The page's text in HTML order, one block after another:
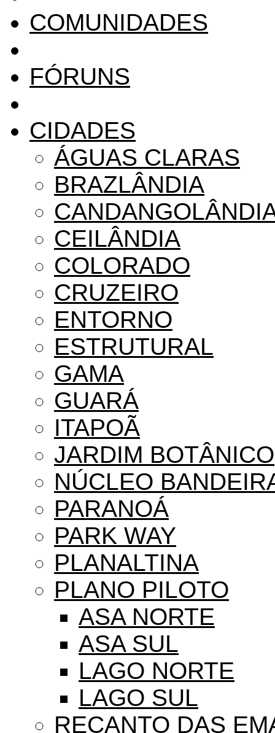
COMUNIDADES
FÓRUNS
CIDADES
ÁGUAS CLARAS
BRAZLÂNDIA
CEILÂNDIA
COLORADO
CRUZEIRO
ENTORNO
ESTRUTURAL
GAMA
GUARÁ
ITAPOÃ
JARDIM BOTÂNICO
NÚCLEO
PARANOÁ
PARK WAY
PLANALTINA
PLANO PILOTO
ASA NORTE
ASA SUL
LAGO NORTE
LAGO SUL
RECANTO DAS